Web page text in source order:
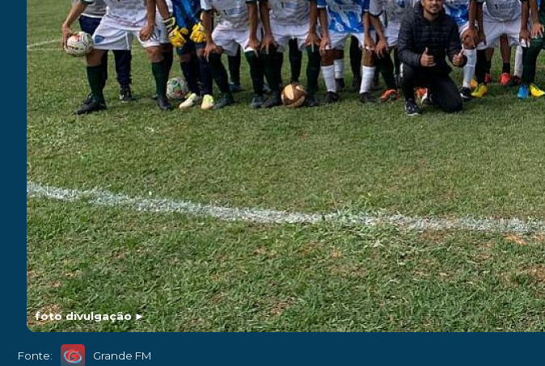
foto divulgação►
Fonte: Grande FM